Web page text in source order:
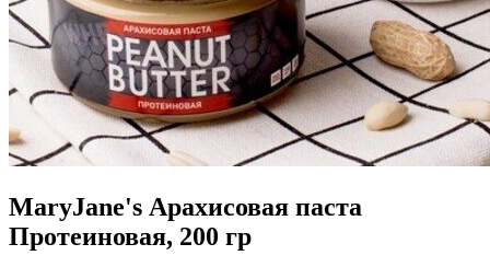
MaryJane's Арахисовая паста
Протеиновая, 200 гр